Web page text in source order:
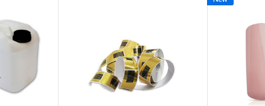
a quello d'incasso.
(
codice tracciatura del
è consigliabile